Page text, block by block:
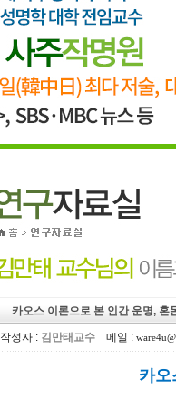
카오스 이론으로 본 인간 운명, 혼
작성자 : 김만태교수 메일 :
카오